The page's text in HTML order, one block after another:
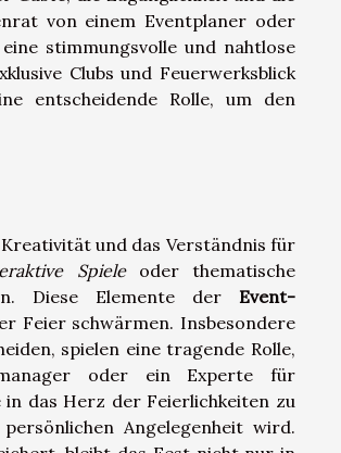
von einem Eventplaner oder
stimmungsvolle und nahtlose
Clubs und Feuerwerksblick
entscheidende Rolle, um den
und das Verständnis für
Spieleoder thematische
Diese Elemente der Event-
Feier schwärmen. Insbesondere
spielen eine tragende Rolle,
oder ein Experte für
das Herz der Feierlichkeiten zu
Angelegenheit wird.